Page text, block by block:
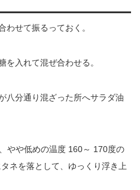
わせて振るっておく。
を入れて混ぜ合わせる。
八分通り混ざった所へサラダ油
やや低めの温度 160～ 170度の
ネを落として、ゆっくり浮き上